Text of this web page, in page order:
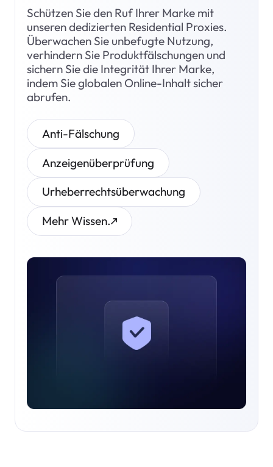
Schützen Sie den Ruf Ihrer Marke mit
unseren dedizierten Residential Proxies.
Überwachen Sie unbefugte Nutzung,
verhindern Sie Produktfälschungen und
sichern Sie die Integrität Ihrer Marke,
indem Sie globalen Online-Inhalt sicher
abrufen.
Anti-Fälschung
Anzeigenüberprüfung
Urheberrechtsüberwachung
Mehr Wissen.